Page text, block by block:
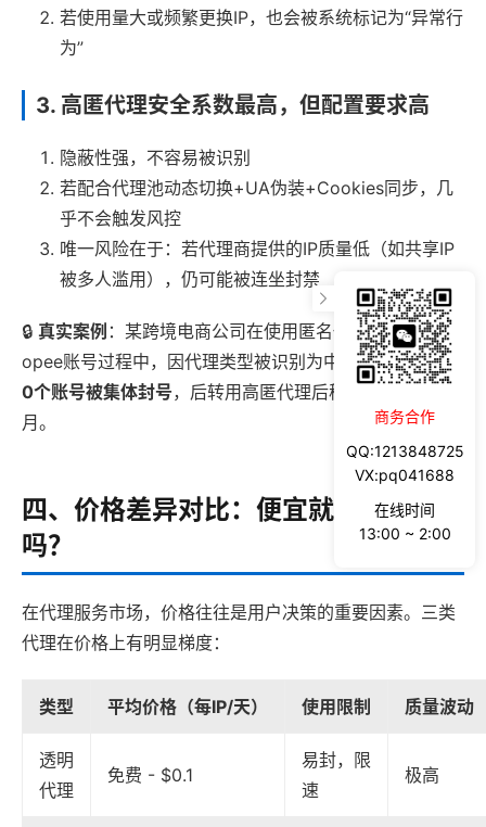
若使用量大或频繁更换IP，也会被系统标记为“异常行
为”
3. 高匿代理安全系数最高，但配置要求高
隐蔽性强，不容易被识别
若配合代理池动态切换+UA伪装+Cookies同步，几
乎不会触发风控
唯一风险在于：若代理商提供的IP质量低（如共享IP
被多人滥用），仍可能被连坐封禁
🔒 真实案例 ：某跨境电商公司在使用匿名代理批量注册Sh
opee账号过程中，因代理类型被识别为中匿名IP，导致14
0个账号被集体封号，后转用高匿代理后稳定运营超过3个
月。
四、价格差异对比：便宜就一定划算
吗？
在代理服务市场，价格往往是用户决策的重要因素。三类
代理在价格上有明显梯度：
类型 平均价格（每IP/天） 使用限制 质量波动
透明
代理
免费 - $0.1
易封，限
速
极高
商务合作
QQ:1213848725
VX:pq041688
在线时间
13:00 ~ 2:00